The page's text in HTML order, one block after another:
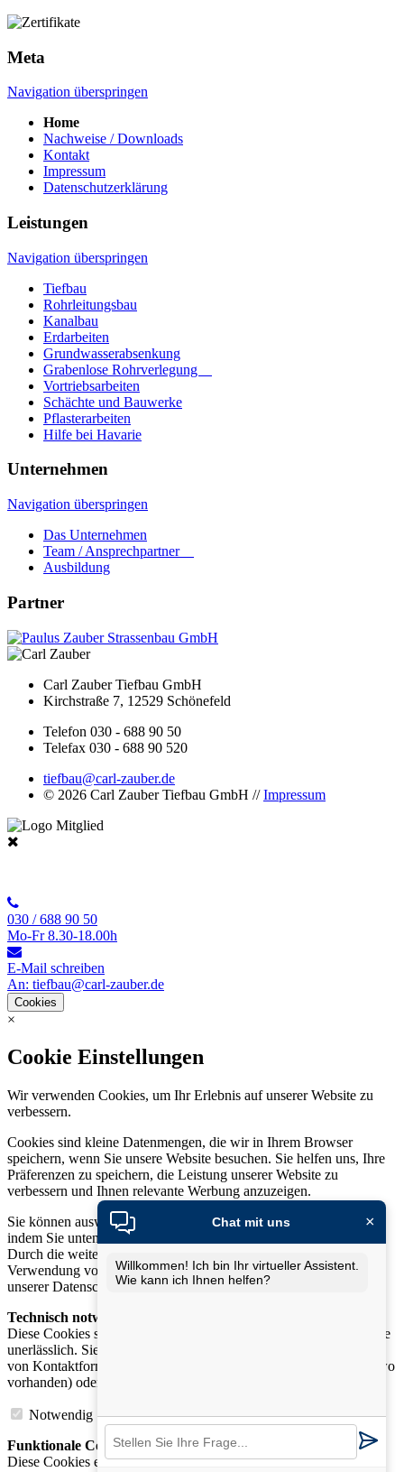
Meta
Navigation überspringen
Home
Nachweise / Downloads
Kontakt
Impressum
Datenschutzerklärung
Leistungen
Navigation überspringen
Tiefbau
Rohrleitungsbau
Kanalbau
Erdarbeiten
Grundwasserabsenkung
Grabenlose Rohrverlegung
Vortriebsarbeiten
Schächte und Bauwerke
Pflasterarbeiten
Hilfe bei Havarie
Unternehmen
Navigation überspringen
Das Unternehmen
Team / Ansprechpartner
Ausbildung
Partner
Carl Zauber Tiefbau GmbH
Kirchstraße 7, 12529 Schönefeld
Telefon 030 - 688 90 50
Telefax 030 - 688 90 520
tiefbau@carl-zauber.de
© 2026 Carl Zauber Tiefbau GmbH //Impressum
030 / 688 90 50
Mo-Fr 8.30-18.00h
E-Mail schreiben
An: tiefbau@carl-zauber.de
Cookies
×
Cookie Einstellungen
Wir verwenden Cookies, um Ihr Erlebnis auf unserer Website zu
verbessern.
Cookies sind kleine Datenmengen, die wir in Ihrem Browser
speichern, wenn Sie unsere Website besuchen. Sie helfen uns, Ihre
Präferenzen zu speichern, die Leistung unserer Website zu
verbessern und Ihnen relevante Werbung anzuzeigen.
Sie können auswählen, welche Cookies Sie akzeptieren möchten,
indem Sie unten auf die Schaltfläche „Auswahl anpassen“ klicken.
Durch die weitere Nutzung unserer Website stimmen Sie der
Verwendung von Cookies zu. Weitere Informationen finden Sie in
unserer Datenschutzerklärung.
Technisch notwendige Cookies
Diese Cookies sind für die Funktion unserer Website und Angebote
unerlässlich. Sie ermöglichen beispielsweise die sichere Nutzung
von Kontaktformularen, die Anmeldung in Ihrem Kundenkonto (wo
vorhanden) oder das Ablegen von Artikeln im Warenkorb.
Notwendig
Funktionale Cookies:
Diese Cookies ermöglichen es uns, Ihre Präferenzen zu speichern,
Chat mit uns ×
Willkommen! Ich bin Ihr virtueller Assistent.
Wie kann ich Ihnen helfen?